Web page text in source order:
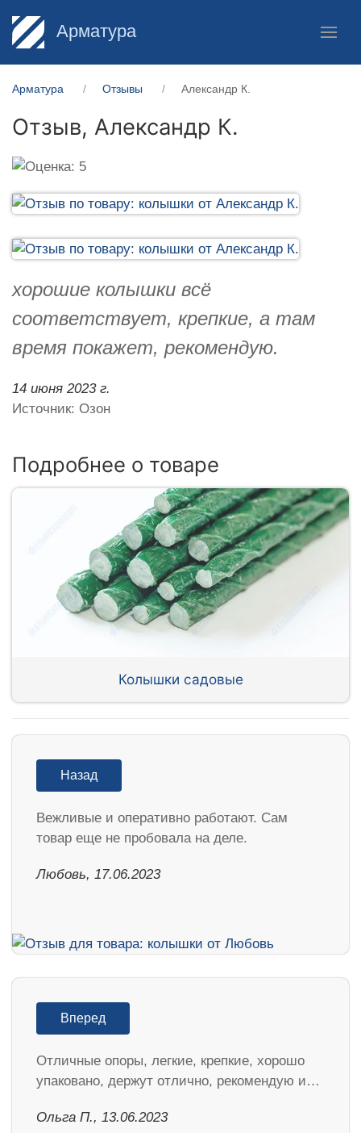
Арматура
Арматура Отзывы Александр К.
Отзыв, Александр К.
хорошие колышки всё
соответствует, крепкие, а там
время покажет, рекомендую.
14 июня 2023 г.
Источник: Озон
Подробнее о товаре
Колышки садовые
Назад
Вежливые и оперативно работают. Сам
товар еще не пробовала на деле.
Любовь, 17.06.2023
Вперед
Отличные опоры, легкие, крепкие, хорошо
упаковано, держут отлично, рекомендую и…
Ольга П., 13.06.2023